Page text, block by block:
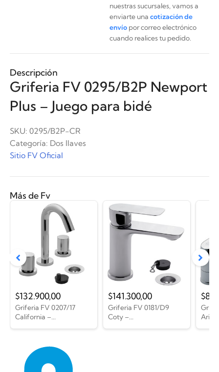
nuestras sucursales, vamos a
enviarte una cotización de
envíopor correo electrónico
cuando realices tu pedido.
Descripción
Griferia FV 0295/B2P Newport
Plus – Juego para bidé
SKU: 0295/B2P-CR
Categoría: Dos llaves
Sitio FV Oficial
Más de Fv
Griferia FV 0207/17
California –...
$132.900,00
Griferia FV 0181/D9
Coty –...
$141.300,00 $